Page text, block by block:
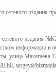
издания
сетевого издания
информации и
улица Макатаева
60,